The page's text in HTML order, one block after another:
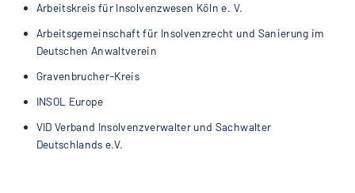
Arbeitskreis für Insolvenzwesen Köln e. V.
Arbeitsgemeinschaft für Insolvenzrecht und Sanierung im
Deutschen Anwaltverein
Gravenbrucher-Kreis
INSOL Europe
VID Verband Insolvenzverwalter und Sachwalter
Deutschlands e.V.